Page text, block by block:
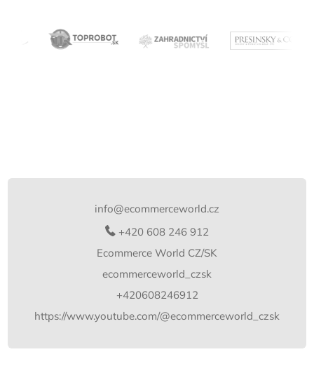
info@ecommerceworld.cz
+420 608 246 912
Ecommerce World CZ/SK
ecommerceworld_czsk
+420608246912
https://www.youtube.com/@ecommerceworld_czsk